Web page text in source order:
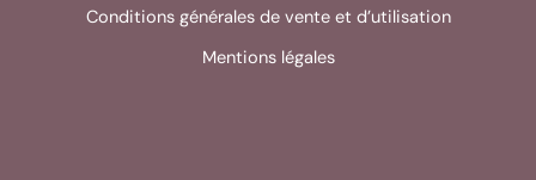
Conditions générales de vente et d’utilisation
Mentions légales